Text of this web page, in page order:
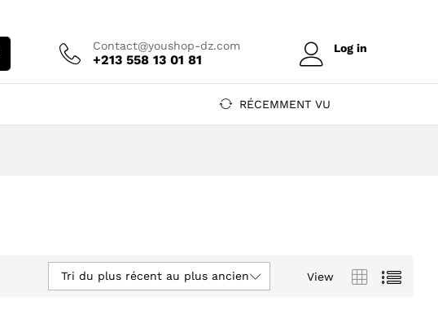
Contact@youshop-dz.com
+213 558 13 01 81
Log in
RÉCEMMENT VU
View
Tri du plus récent au plus ancien